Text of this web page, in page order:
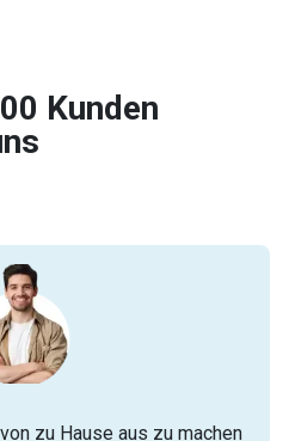
Kunden
zu Hause aus zu machen